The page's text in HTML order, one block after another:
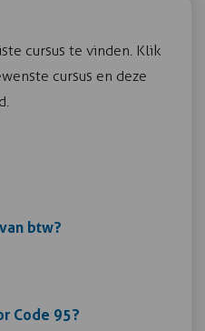
cursus te vinden. Klik
cursus en deze
btw?
Code 95?